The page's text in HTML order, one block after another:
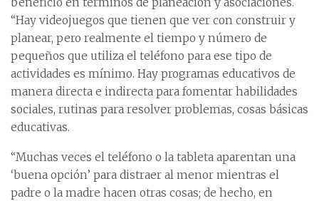
beneficio en términos de planeación y asociaciones.
“Hay videojuegos que tienen que ver con construir y
planear, pero realmente el tiempo y número de
pequeños que utiliza el teléfono para ese tipo de
actividades es mínimo. Hay programas educativos de
manera directa e indirecta para fomentar habilidades
sociales, rutinas para resolver problemas, cosas básicas
educativas.
“Muchas veces el teléfono o la tableta aparentan una
‘buena opción’ para distraer al menor mientras el
padre o la madre hacen otras cosas; de hecho, en